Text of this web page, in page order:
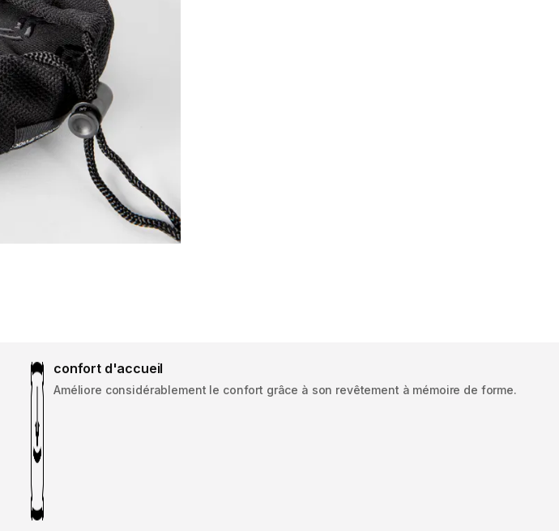
confort d'accueil
Améliore considérablement le confort grâce à son revêtement à mémoire de forme.